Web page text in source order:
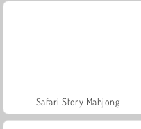
Safari Story Mahjong